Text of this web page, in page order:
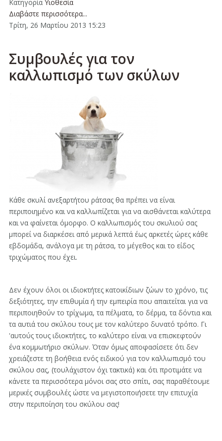
Κατηγορία Υιοθεσία
Διαβάστε περισσότερα...
Τρίτη, 26 Μαρτίου 2013 15:23
Συμβουλές για τον
καλλωπισμό των σκύλων
Κάθε σκυλί ανεξαρτήτου ράτσας θα πρέπει να είναι
περιποιημένο και να καλλωπίζεται για να αισθάνεται καλύτερα
και να φαίνεται όμορφο. Ο καλλωπισμός του σκυλιού σας
μπορεί να διαρκέσει από μερικά λεπτά έως αρκετές ώρες κάθε
εβδομάδα, ανάλογα με τη ράτσα, το μέγεθος και το είδος
τριχώματος που έχει.
Δεν έχουν όλοι οι ιδιοκτήτες κατοικίδιων ζώων το χρόνο, τις
δεξιότητες, την επιθυμία ή την εμπειρία που απαιτείται για να
περιποιηθούν το τρίχωμα, τα πέλματα, το δέρμα, τα δόντια και
τα αυτιά του σκύλου τους με τον καλύτερο δυνατό τρόπο. Γι
'αυτούς τους ιδιοκτήτες, το καλύτερο είναι να επισκεφτούν
ένα κομμωτήριο σκύλων. Όταν όμως αποφασίσετε ότι δεν
χρειάζεστε τη βοήθεια ενός ειδικού για τον καλλωπισμό του
σκύλου σας, (τουλάχιστον όχι τακτικά) και ότι προτιμάτε να
κάνετε τα περισσότερα μόνοι σας στο σπίτι, σας παραθέτουμε
μερικές συμβουλές ώστε να μεγιστοποιήσετε την επιτυχία
στην περιποίηση του σκύλου σας!